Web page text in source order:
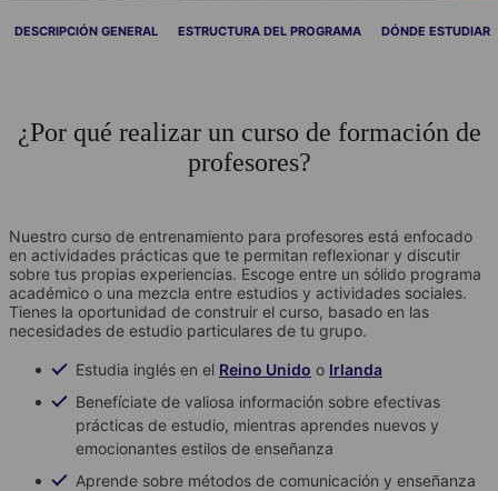
DESCRIPCIÓN GENERAL ESTRUCTURA DEL PROGRAMA DÓNDE ESTUDIAR
¿Por qué realizar un curso de formación de
profesores?
Nuestro curso de entrenamiento para profesores está enfocado
en actividades prácticas que te permitan reflexionar y discutir
sobre tus propias experiencias. Escoge entre un sólido programa
académico o una mezcla entre estudios y actividades sociales.
Tienes la oportunidad de construir el curso, basado en las
necesidades de estudio particulares de tu grupo.
Estudia inglés en el Reino Unido o Irlanda
Benefíciate de valiosa información sobre efectivas
prácticas de estudio, mientras aprendes nuevos y
emocionantes estilos de enseñanza
Aprende sobre métodos de comunicación y enseñanza